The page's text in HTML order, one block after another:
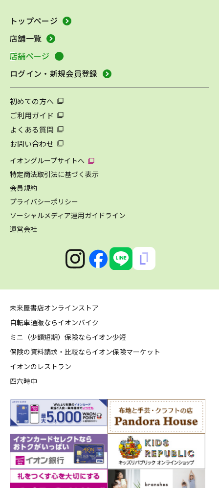
トップページ
店舗一覧
店舗ページ
ログイン・新規会員登録
初めての方へ
ご利用ガイド
よくある質問
お問い合わせ
イオングループサイトへ
特定商法取引法に基づく表示
会員規約
プライバシーポリシー
ソーシャルメディア運用ガイドライン
運営会社
未来屋書店オンラインストア
自転車通販ならイオンバイク
ミニ（少額短期）保険ならイオン少短
保険の資料請求・比較ならイオン保険マーケット
イオンのレストラン
四六時中